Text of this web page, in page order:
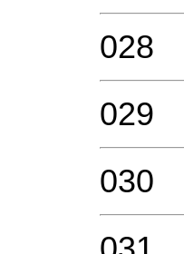
028
029
030